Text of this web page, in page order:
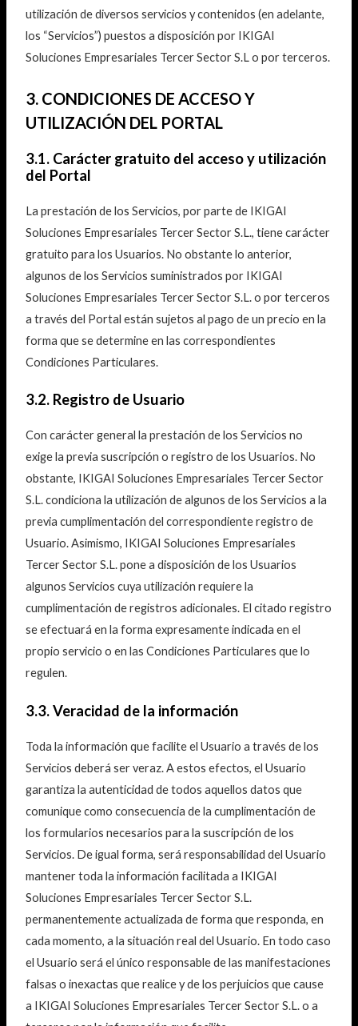
utilización de diversos servicios y contenidos (en adelante,
los “Servicios”) puestos a disposición por IKIGAI
Soluciones Empresariales Tercer Sector S.L o por terceros.
3. CONDICIONES DE ACCESO Y
UTILIZACIÓN DEL PORTAL
3.1. Carácter gratuito del acceso y utilización
del Portal
La prestación de los Servicios, por parte de IKIGAI
Soluciones Empresariales Tercer Sector S.L., tiene carácter
gratuito para los Usuarios. No obstante lo anterior,
algunos de los Servicios suministrados por IKIGAI
Soluciones Empresariales Tercer Sector S.L. o por terceros
a través del Portal están sujetos al pago de un precio en la
forma que se determine en las correspondientes
Condiciones Particulares.
3.2. Registro de Usuario
Con carácter general la prestación de los Servicios no
exige la previa suscripción o registro de los Usuarios. No
obstante, IKIGAI Soluciones Empresariales Tercer Sector
S.L. condiciona la utilización de algunos de los Servicios a la
previa cumplimentación del correspondiente registro de
Usuario. Asimismo, IKIGAI Soluciones Empresariales
Tercer Sector S.L. pone a disposición de los Usuarios
algunos Servicios cuya utilización requiere la
cumplimentación de registros adicionales. El citado registro
se efectuará en la forma expresamente indicada en el
propio servicio o en las Condiciones Particulares que lo
regulen.
3.3. Veracidad de la información
Toda la información que facilite el Usuario a través de los
Servicios deberá ser veraz. A estos efectos, el Usuario
garantiza la autenticidad de todos aquellos datos que
comunique como consecuencia de la cumplimentación de
los formularios necesarios para la suscripción de los
Servicios. De igual forma, será responsabilidad del Usuario
mantener toda la información facilitada a IKIGAI
Soluciones Empresariales Tercer Sector S.L.
permanentemente actualizada de forma que responda, en
cada momento, a la situación real del Usuario. En todo caso
el Usuario será el único responsable de las manifestaciones
falsas o inexactas que realice y de los perjuicios que cause
a IKIGAI Soluciones Empresariales Tercer Sector S.L. o a